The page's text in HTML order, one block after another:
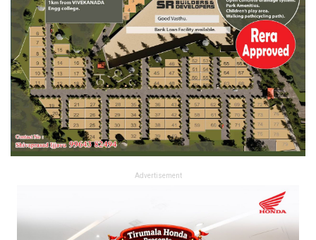
Advertisement